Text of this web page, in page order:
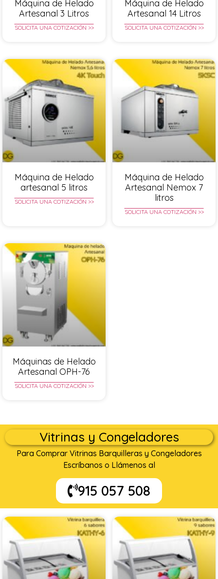
Máquina de Helado
Artesanal 3 Litros
SOLICITA UNA COTIZACIÓN >>
Máquina de Helado
Artesanal 14 Litros
SOLICITA UNA COTIZACIÓN >>
Máquina de Helado
artesanal 5 litros
SOLICITA UNA COTIZACIÓN >>
Máquina de Helado
Artesanal Nemox 7
litros
SOLICITA UNA COTIZACIÓN >>
Máquinas de Helado
Artesanal OPH-76
SOLICITA UNA COTIZACIÓN >>
Vitrinas y Congeladores
Para Comprar Vitrinas Barquilleras y Congeladores
Escríbanos o Llámenos al
915 057 508